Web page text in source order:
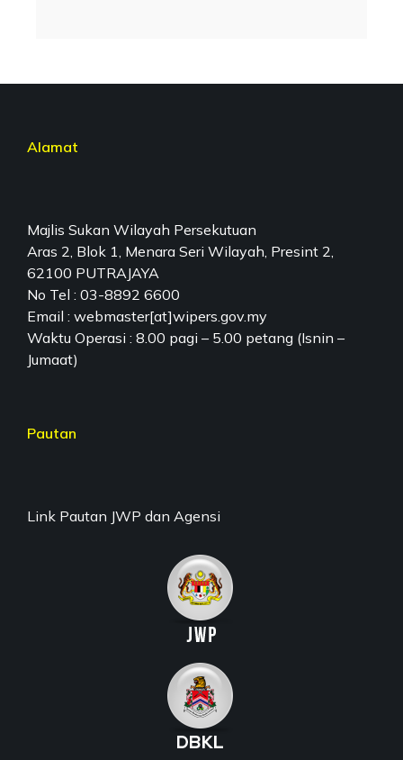
Alamat
Majlis Sukan Wilayah Persekutuan
Aras 2, Blok 1, Menara Seri Wilayah, Presint 2,
62100 PUTRAJAYA
No Tel : 03-8892 6600
Email : webmaster[at]wipers.gov.my
Waktu Operasi : 8.00 pagi – 5.00 petang (Isnin –
Jumaat)
Pautan
Link Pautan JWP dan Agensi